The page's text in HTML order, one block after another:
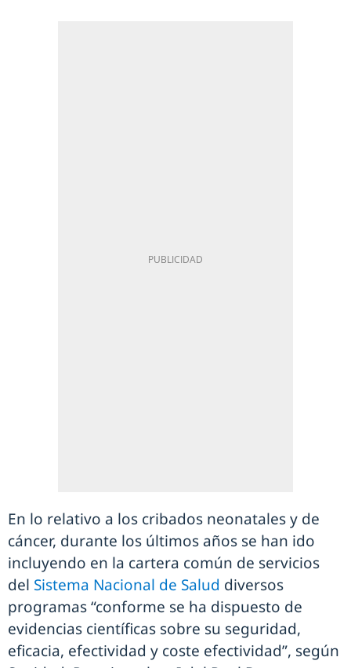
En lo relativo a los cribados neonatales y de
cáncer, durante los últimos años se han ido
incluyendo en la cartera común de servicios
del Sistema Nacional de Salud diversos
programas “conforme se ha dispuesto de
evidencias científicas sobre su seguridad,
eficacia, efectividad y coste efectividad”, según